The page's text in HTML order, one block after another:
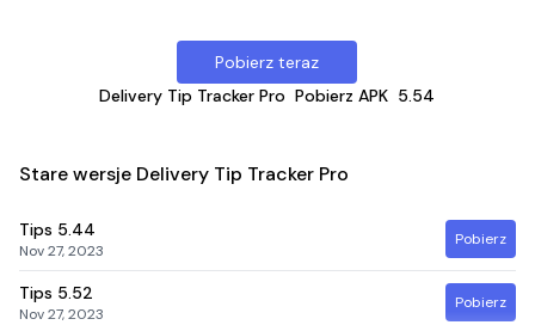
Pobierz teraz
Delivery Tip Tracker Pro Pobierz APK 5.54
Stare wersje Delivery Tip Tracker Pro
Tips 5.44
Nov 27, 2023
Pobierz
Tips 5.52
Nov 27, 2023
Pobierz